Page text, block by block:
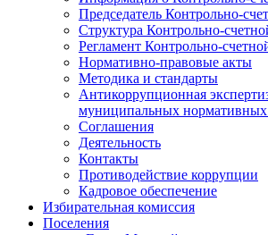
Председатель Контрольно-
Структура Контрольно-
Регламент Контрольно-
Нормативно-правовые акты
Методика и стандарты
Антикоррупционная
муниципальных нормативных
Соглашения
Деятельность
Контакты
Противодействие коррупции
Кадровое обеспечение
Избирательная комиссия
Поселения